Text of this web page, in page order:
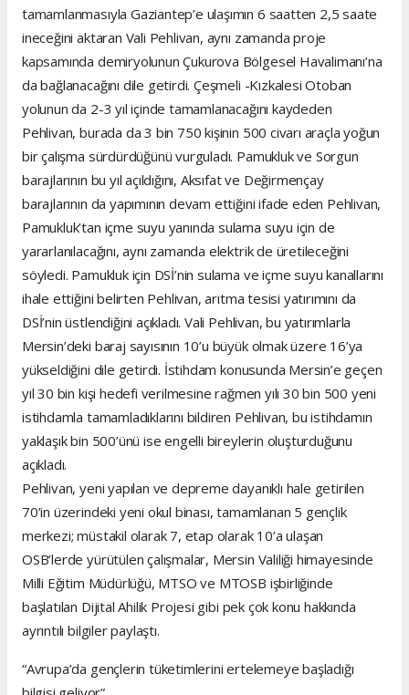
tamamlanmasıyla Gaziantep’e ulaşımın 6 saatten 2,5 saate
ineceğini aktaran Vali Pehlivan, aynı zamanda proje
kapsamında demiryolunun Çukurova Bölgesel Havalimanı’na
da bağlanacağını dile getirdi. Çeşmeli -Kızkalesi Otoban
yolunun da 2-3 yıl içinde tamamlanacağını kaydeden
Pehlivan, burada da 3 bin 750 kişinin 500 civarı araçla yoğun
bir çalışma sürdürdüğünü vurguladı. Pamukluk ve Sorgun
barajlarının bu yıl açıldığını, Aksıfat ve Değirmençay
barajlarının da yapımının devam ettiğini ifade eden Pehlivan,
Pamukluk’tan içme suyu yanında sulama suyu için de
yararlanılacağını, aynı zamanda elektrik de üretileceğini
söyledi. Pamukluk için DSİ’nin sulama ve içme suyu kanallarını
ihale ettiğini belirten Pehlivan, arıtma tesisi yatırımını da
DSİ’nin üstlendiğini açıkladı. Vali Pehlivan, bu yatırımlarla
Mersin’deki baraj sayısının 10’u büyük olmak üzere 16’ya
yükseldiğini dile getirdi. İstihdam konusunda Mersin’e geçen
yıl 30 bin kişi hedefi verilmesine rağmen yılı 30 bin 500 yeni
istihdamla tamamladıklarını bildiren Pehlivan, bu istihdamın
yaklaşık bin 500’ünü ise engelli bireylerin oluşturduğunu
açıkladı.
Pehlivan, yeni yapılan ve depreme dayanıklı hale getirilen
70’in üzerindeki yeni okul binası, tamamlanan 5 gençlik
merkezi; müstakil olarak 7, etap olarak 10’a ulaşan
OSB’lerde yürütülen çalışmalar, Mersin Valiliği himayesinde
Milli Eğitim Müdürlüğü, MTSO ve MTOSB işbirliğinde
başlatılan Dijital Ahilik Projesi gibi pek çok konu hakkında
ayrıntılı bilgiler paylaştı.
“Avrupa’da gençlerin tüketimlerini ertelemeye başladığı